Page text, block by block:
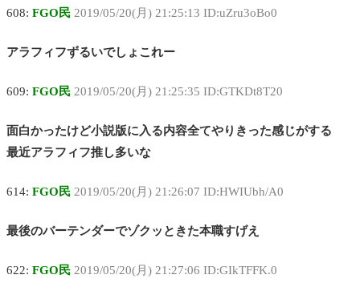
608: FGO民 2019/05/20(月) 21:25:13 ID:uZru3oBo0
アラフィフずるいでしょこれー
609: FGO民 2019/05/20(月) 21:25:35 ID:GTKDt8T20
面白かったけど小説版に入る内容全てやりきった感じがする
最近アラフィフ推し多いな
614: FGO民 2019/05/20(月) 21:26:07 ID:HWIUbh/A0
最後のバーテンダーでゾクッときた本職すげえ
622: FGO民 2019/05/20(月) 21:27:06 ID:GIkTFFK.0